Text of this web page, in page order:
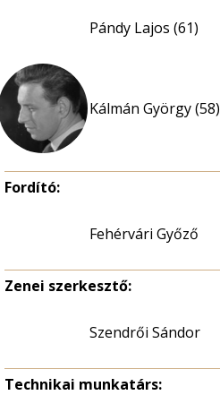
Pándy Lajos (61)
Kálmán György (58)
Fordító:
Fehérvári Győző
Zenei szerkesztő:
Szendrői Sándor
Technikai munkatárs: